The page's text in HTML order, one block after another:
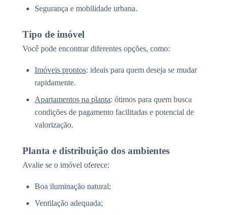
Segurança e mobilidade urbana.
Tipo de imóvel
Você pode encontrar diferentes opções, como:
Imóveis prontos: ideais para quem deseja se mudar
rapidamente.
Apartamentos na planta: ótimos para quem busca
condições de pagamento facilitadas e potencial de
valorização.
Planta e distribuição dos ambientes
Avalie se o imóvel oferece:
Boa iluminação natural;
Ventilação adequada;